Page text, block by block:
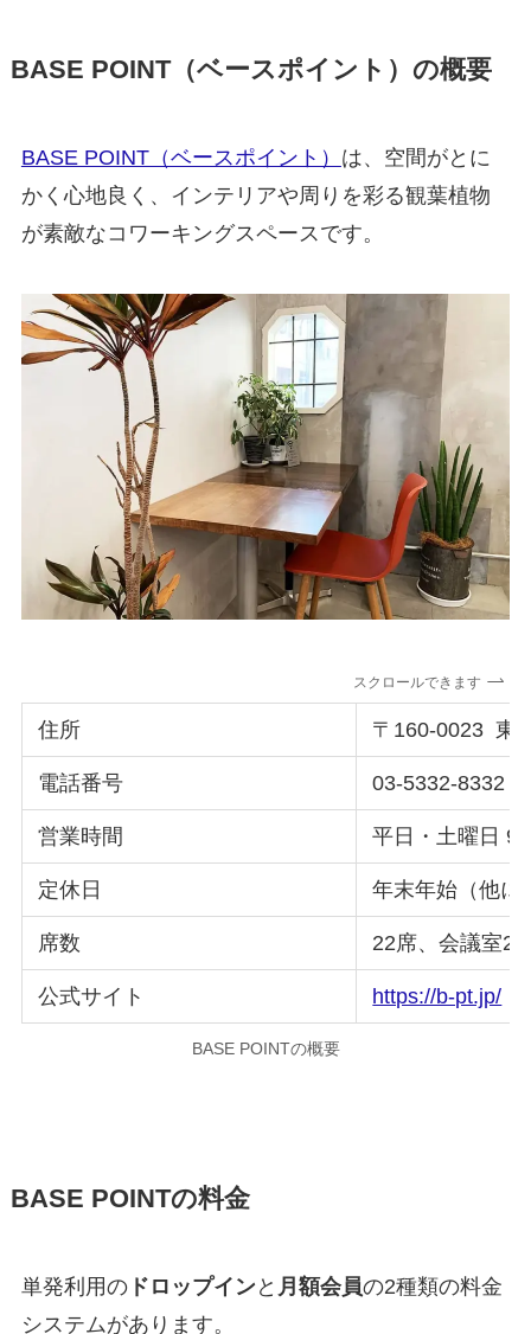
BASE POINT（ベースポイント）の概要
BASE POINT（ベースポイント） は、空間がとに
かく心地良く、インテリアや周りを彩る観葉植物
が素敵なコワーキングスペースです。
スクロールできます
住所 〒160-0023 東
電話番号 03-5332-8332
営業時間 平日・土曜日
定休日 年末年始（他に
席数 22席、会議室2
公式サイト https://b-pt.jp/
BASE POINTの概要
BASE POINTの料金
単発利用のドロップインと 月額会員の2種類の料金
システムがあります。